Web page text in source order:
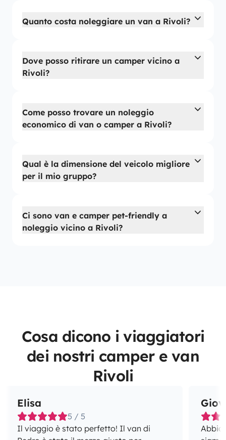
Quanto costa noleggiare un van a Rivoli?
Dove posso ritirare un camper vicino a
Rivoli?
Come posso trovare un noleggio
economico di van o camper a Rivoli?
Qual è la dimensione del veicolo migliore
per il mio gruppo?
Ci sono van e camper pet-friendly a
noleggio vicino a Rivoli?
Cosa dicono i viaggiatori
dei nostri camper e van
Rivoli
Elisa
5 / 5
Il viaggio è stato perfetto! Il van di